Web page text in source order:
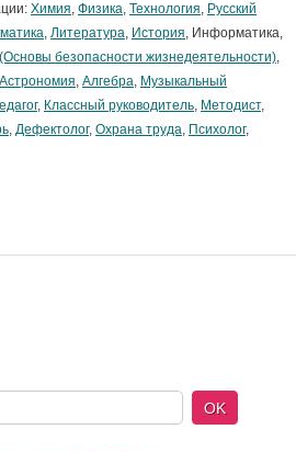
Химия, Физика, Технология, Русский
, Литература, История, Информатика,
безопасности жизнедеятельности),
Астрономия, Алгебра, Музыкальный
, Классный руководитель, Методист,
, Дефектолог, Охрана труда, Психолог,
OK